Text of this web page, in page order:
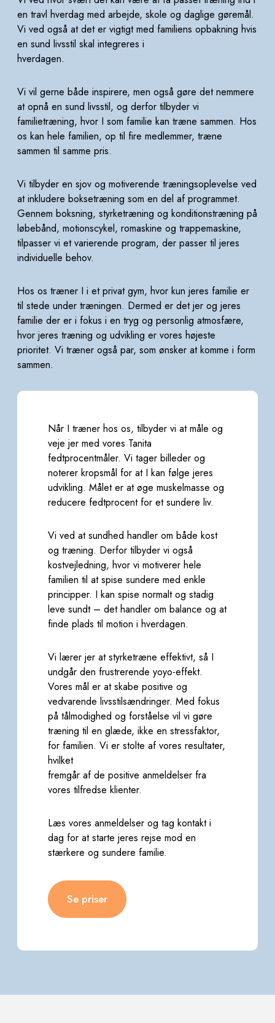
en travl hverdag med arbejde, skole og daglige gøremål.
Vi ved også at det er vigtigt med familiens opbakning hvis
en sund livsstil skal integreres i
hverdagen.
Vi vil gerne både inspirere, men også gøre det nemmere
at opnå en sund livsstil, og derfor tilbyder vi
familietræning, hvor I som familie kan træne sammen. Hos
os kan hele familien, op til fire medlemmer, træne
sammen til samme pris.
Vi tilbyder en sjov og motiverende træningsoplevelse ved
at inkludere boksetræning som en del af programmet.
Gennem boksning, styrketræning og konditionstræning på
løbebånd, motionscykel, romaskine og trappemaskine,
tilpasser vi et varierende program, der passer til jeres
individuelle behov.
Hos os træner I i et privat gym, hvor kun jeres familie er
til stede under træningen. Dermed er det jer og jeres
familie der er i fokus i en tryg og personlig atmosfære,
hvor jeres træning og udvikling er vores højeste
prioritet. Vi træner også par, som ønsker at komme i form
sammen.
Når I træner hos os, tilbyder vi at måle og
veje jer med vores Tanita
fedtprocentmåler. Vi tager billeder og
noterer kropsmål for at I kan følge jeres
udvikling. Målet er at øge muskelmasse og
reducere fedtprocent for et sundere liv.
Vi ved at sundhed handler om både kost
og træning. Derfor tilbyder vi også
kostvejledning, hvor vi motiverer hele
familien til at spise sundere med enkle
principper. I kan spise normalt og stadig
leve sundt – det handler om balance og at
finde plads til motion i hverdagen.
Vi lærer jer at styrketræne effektivt, så I
undgår den frustrerende yoyo-effekt.
Vores mål er at skabe positive og
vedvarende livsstilsændringer. Med fokus
på tålmodighed og forståelse vil vi gøre
træning til en glæde, ikke en stressfaktor,
for familien. Vi er stolte af vores resultater,
hvilket
fremgår af de positive anmeldelser fra
vores tilfredse klienter.
Læs vores anmeldelser og tag kontakt i
dag for at starte jeres rejse mod en
stærkere og sundere familie.
Se priser